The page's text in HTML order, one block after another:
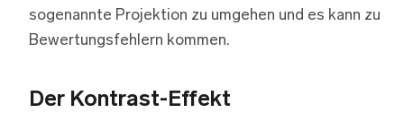
sogenannte Projektion zu umgehen und es kann zu
Bewertungsfehlern kommen.
Der Kontrast-Effekt